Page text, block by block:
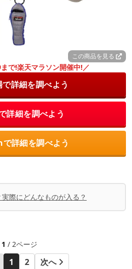
この商品を見る
で!楽天マラソン開催中!／
詳細を調べよう
詳細を調べよう
詳細を調べよう
実際にどんなものが入る？
1 / 2ページ
1 2 次へ